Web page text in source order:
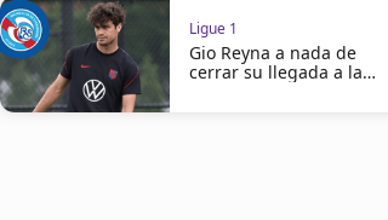
Ligue 1
Gio Reyna a nada de
cerrar su llegada a la